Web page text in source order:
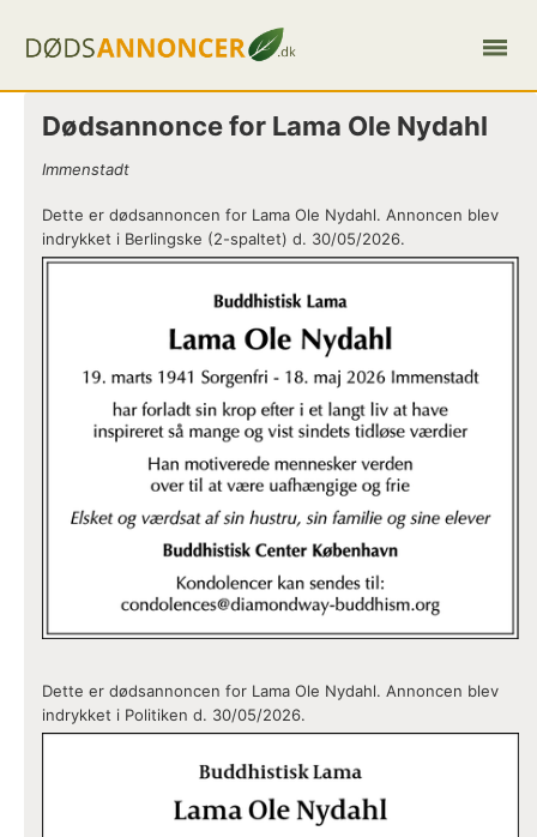
Dødsannonce for Lama Ole Nydahl
Immenstadt
Dette er dødsannoncen for Lama Ole Nydahl. Annoncen blev
indrykket i Berlingske (2-spaltet) d. 30/05/2026.
Dette er dødsannoncen for Lama Ole Nydahl. Annoncen blev
indrykket i Politiken d. 30/05/2026.